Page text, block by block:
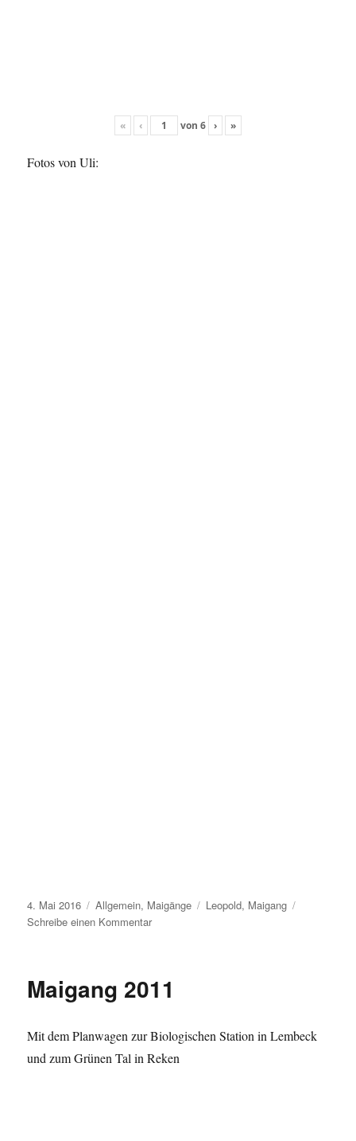
« ‹ von 6 › »
Fotos von Uli:
Veröffentlicht
am
4. Mai 2016 Kategorien
Allgemein, Maigänge Schlagwörter
Leopold, Maigang
Schreibe einen Kommentarzu
Maigang
Maigang 2011
Mit dem Planwagen zur Biologischen Station in Lembeck
und zum Grünen Tal in Reken